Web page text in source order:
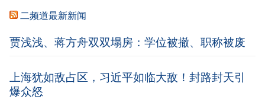
二频道最新新闻
贾浅浅、蒋方舟双双塌房：学位被撤、职称被废
上海犹如敌占区，习近平如临大敌！封路封天引
爆众怒